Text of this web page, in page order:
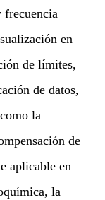
frecuencia
en
de límites,
de datos,
la
de
aplicable en
la